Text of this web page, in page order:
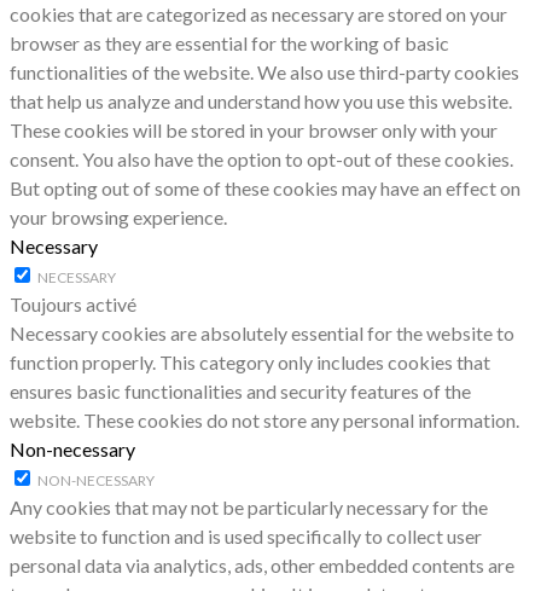
cookies that are categorized as necessary are stored on your
browser as they are essential for the working of basic
functionalities of the website. We also use third-party cookies
that help us analyze and understand how you use this website.
These cookies will be stored in your browser only with your
consent. You also have the option to opt-out of these cookies.
But opting out of some of these cookies may have an effect on
your browsing experience.
Necessary
NECESSARY
Toujours activé
Necessary cookies are absolutely essential for the website to
function properly. This category only includes cookies that
ensures basic functionalities and security features of the
website. These cookies do not store any personal information.
Non-necessary
NON-NECESSARY
Any cookies that may not be particularly necessary for the
website to function and is used specifically to collect user
personal data via analytics, ads, other embedded contents are